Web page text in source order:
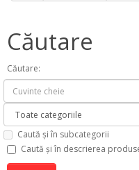
Căutare
Căutare:
Caută și în subcategorii
Caută și în descrierea